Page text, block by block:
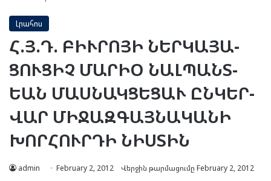
Լրահոս
Հ.Յ.Դ. ԲԻՒ­ՐՈ­ՅԻ ՆԵՐ­ԿԱ­ՅԱ­
ՑՈՒ­ՑԻՉ ՄԱՐԻՕ ՆԱԼ­ՊԱՆՏ­
ԵԱՆ ՄԱՍ­ՆԱԿ­ՑԵ­ՑԱՒ ԸՆ­ԿԵՐ­
ՎԱՐ ՄԻ­ՋԱԶ­ԳԱՅ­ՆԱ­ԿԱ­ՆԻ
ԽՈՐ­ՀՈՒՐ­ԴԻ ՆԻՍ­ՏԻՆ
admin February 2, 2012
Վերջին թարմացումը February 2, 2012